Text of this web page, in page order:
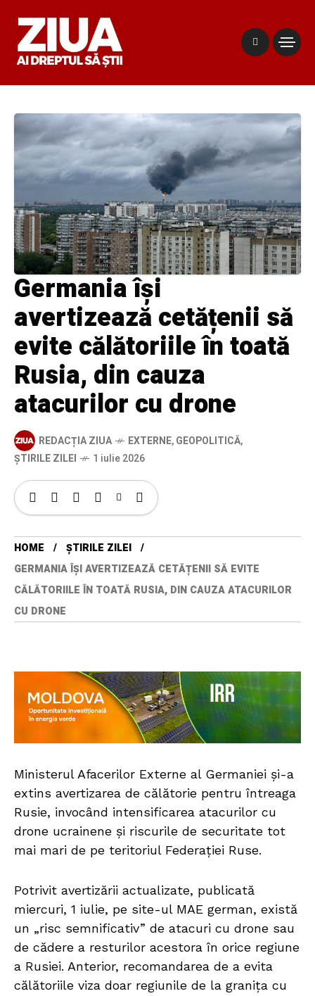
Germania își
avertizează cetățenii să
evite călătoriile în toată
Rusia, din cauza
atacurilor cu drone
REDACȚIA ZIUA EXTERNE,GEOPOLITICĂ,
ȘTIRILE ZILEI
1 iulie 2026
HOME
ȘTIRILE ZILEI
GERMANIA ÎȘI AVERTIZEAZĂ CETĂȚENII SĂ EVITE
CĂLĂTORIILE ÎN TOATĂ RUSIA, DIN CAUZA ATACURILOR
CU DRONE
Ministerul Afacerilor Externe al Germaniei și-a
extins avertizarea de călătorie pentru întreaga
Rusie, invocând intensificarea atacurilor cu
drone ucrainene și riscurile de securitate tot
mai mari de pe teritoriul Federației Ruse.
Potrivit avertizării actualizate, publicată
miercuri, 1 iulie, pe site-ul MAE german, există
un „risc semnificativ” de atacuri cu drone sau
de cădere a resturilor acestora în orice regiune
a Rusiei. Anterior, recomandarea de a evita
călătoriile viza doar regiunile de la granița cu